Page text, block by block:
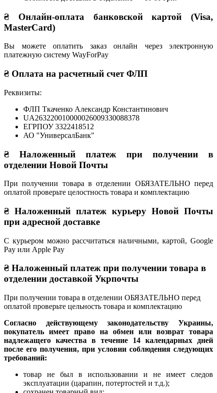
₴ Онлайн-оплата банковской картой (Visa,
MasterCard)
Вы можете оплатить заказ онлайн через электронную
платежную систему WayForPay
₴ Оплата на расчетный счет ФЛП
Реквизиты:
ФЛП Ткаченко Александр Константинович
UA263220010000026009330088378
ЕГРПОУ 3322418512
АО "УниверсалБанк"
₴ Наложенный платеж при получении в
отделении Новой Почты
При получении товара в отделении ОБЯЗАТЕЛЬНО перед
оплатой проверьте целостность товара и комплектацию
₴ Наложенный платеж курьеру Новой Почты
при адресной доставке
С курьером можно рассчитаться наличными, картой, Google
Pay или Apple Pay
₴ Наложенный платеж при получении товара в
отделении доставкой Укрпочты
При получении товара в отделении ОБЯЗАТЕЛЬНО перед
оплатой проверьте цельность товара и комплектацию
Согласно действующему законодательству Украины,
покупатель имеет право на обмен или возврат товара
надлежащего качества в течение 14 календарных дней
после его получения, при условии соблюдения следующих
требований:
товар не был в использовании и не имеет следов
эксплуатации (царапин, потертостей и т.д.);